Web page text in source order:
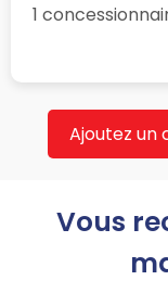
1
Ajoutez un
Vous